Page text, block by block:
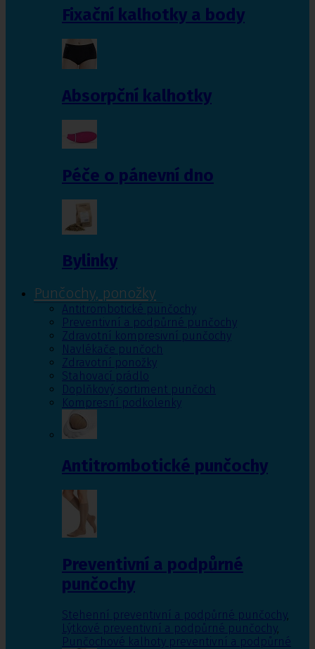
Fixační kalhotky a body
Absorpční kalhotky
Péče o pánevní dno
Bylinky
Punčochy, ponožky
Antitrombotické punčochy
Preventivní a podpůrné punčochy
Zdravotní kompresivní punčochy
Navlékače punčoch
Zdravotní ponožky
Stahovací prádlo
Doplňkový sortiment punčoch
Kompresní podkolenky
Antitrombotické punčochy
Preventivní a podpůrné
punčochy
Stehenní preventivní a podpůrné punčochy,
Lýtkové preventivní a podpůrné punčochy,
Punčochové kalhoty preventivní a podpůrné